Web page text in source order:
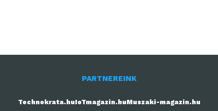
PARTNEREINK
Technokrata.huIoTmagazin.huMuszaki-magazin.hu